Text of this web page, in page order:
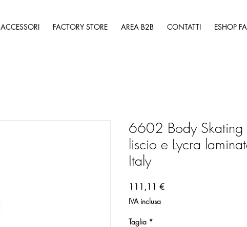
ACCESSORI FACTORY STORE AREA B2B CONTATTI ESHOP
6602 Body Skating
liscio e Lycra
Italy
111,11 €Prezzo
IVA inclusa
Taglia *